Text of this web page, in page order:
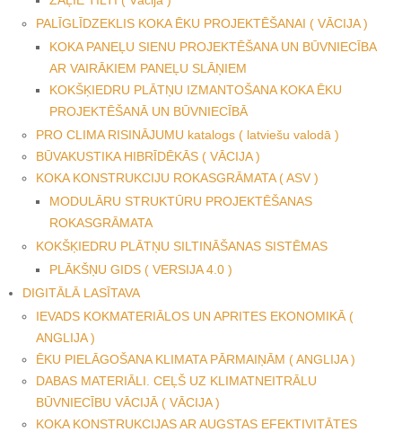
PALĪGLĪDZEKLIS KOKA ĒKU PROJEKTĒŠANAI ( VĀCIJA )
KOKA PANEĻU SIENU PROJEKTĒŠANA UN BŪVNIECĪBA
AR VAIRĀKIEM PANEĻU SLĀŅIEM
KOKŠĶIEDRU PLĀTŅU IZMANTOŠANA KOKA ĒKU
PROJEKTĒŠANĀ UN BŪVNIECĪBĀ
PRO CLIMA RISINĀJUMU katalogs ( latviešu valodā )
BŪVAKUSTIKA HIBRĪDĒKĀS ( VĀCIJA )
KOKA KONSTRUKCIJU ROKASGRĀMATA ( ASV )
MODULĀRU STRUKTŪRU PROJEKTĒŠANAS
ROKASGRĀMATA
KOKŠĶIEDRU PLĀTŅU SILTINĀŠANAS SISTĒMAS
PLĀKŠŅU GIDS ( VERSIJA 4.0 )
DIGITĀLĀ LASĪTAVA
IEVADS KOKMATERIĀLOS UN APRITES EKONOMIKĀ (
ANGLIJA )
ĒKU PIELĀGOŠANA KLIMATA PĀRMAIŅĀM ( ANGLIJA )
DABAS MATERIĀLI. CEĻŠ UZ KLIMATNEITRĀLU
BŪVNIECĪBU VĀCIJĀ ( VĀCIJA )
KOKA KONSTRUKCIJAS AR AUGSTAS EFEKTIVITĀTES